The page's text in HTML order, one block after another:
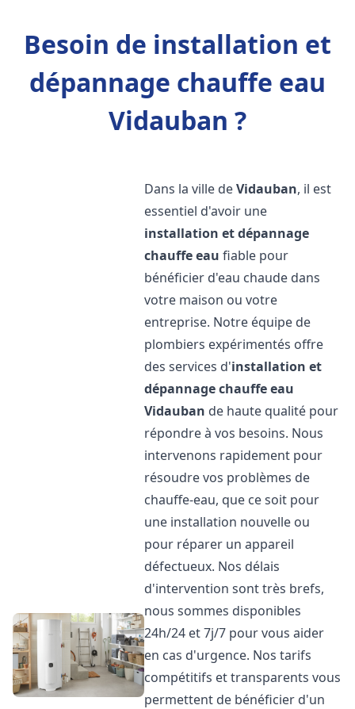
Besoin de installation et
dépannage chauffe eau
Vidauban ?
Dans la ville deVidauban, il est
essentiel d'avoir une
installation et dépannage
chauffe eau fiable pour
bénéficier d'eau chaude dans
votre maison ou votre
entreprise. Notre équipe de
plombiers expérimentés offre
des services d'installation et
dépannage chauffe eau
Vidauban de haute qualité pour
répondre à vos besoins. Nous
intervenons rapidement pour
résoudre vos problèmes de
chauffe-eau, que ce soit pour
une installation nouvelle ou
pour réparer un appareil
défectueux. Nos délais
d'intervention sont très brefs,
nous sommes disponibles
24h/24 et 7j/7 pour vous aider
en cas d'urgence. Nos tarifs
compétitifs et transparents vous
permettent de bénéficier d'un